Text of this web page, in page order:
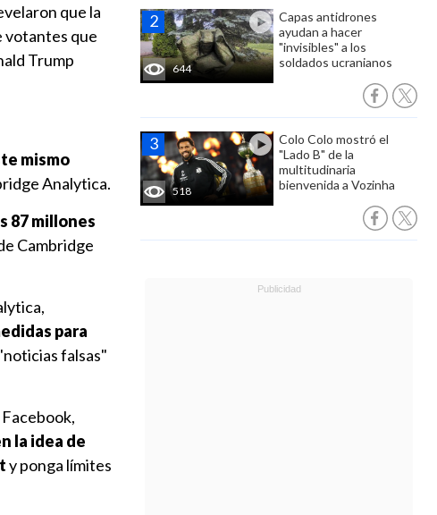
644
Capas antidrones
ayudan a hacer
"invisibles" a los
soldados ucranianos
518
Colo Colo mostró el
"Lado B" de la
multitudinaria
bienvenida a Vozinha
que la
votantes que
Trump
mismo
Analytica.
87 millones
Cambridge
para
falsas"
la idea de
y ponga límites